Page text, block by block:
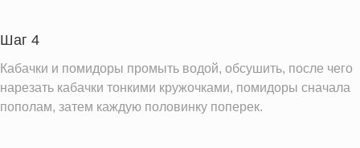
Шаг 4
Кабачки и помидоры промыть водой, обсушить, после чего
нарезать кабачки тонкими кружочками, помидоры сначала
пополам, затем каждую половинку поперек.